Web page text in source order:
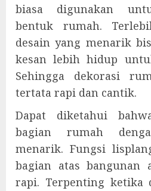
biasa digunakan
bentuk rumah.
desain yang menarik
kesan lebih hidup
Sehingga dekorasi
tertata rapi dan cantik.
Dapat diketahui
bagian rumah
menarik. Fungsi
bagian atas bangunan
rapi. Terpenting ketika